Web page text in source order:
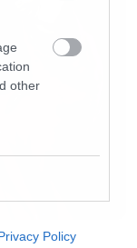
other
Policy